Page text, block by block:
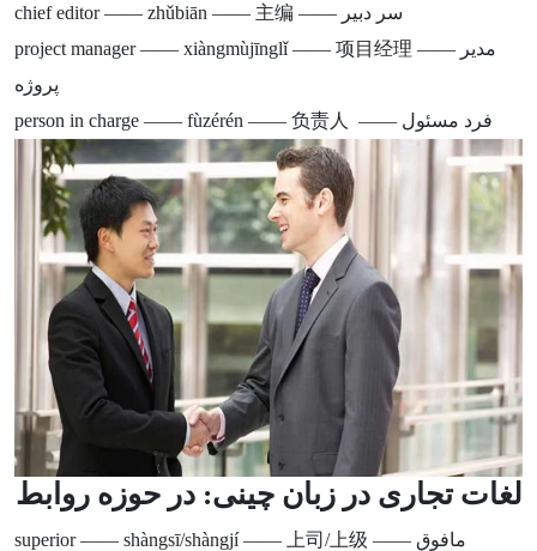
chief editor —— zhǔbiān —— 主编 —— سر دبیر
project manager —— xiàngmùjīnglǐ —— 项目经理 —— مدیر
پروژه
person in charge —— fùzérén —— 负责人 —— فرد مسئول
لغات تجاری در زبان چینی: در حوزه روابط
superior —— shàngsī/shàngjí —— 上司/上级 —— مافوق